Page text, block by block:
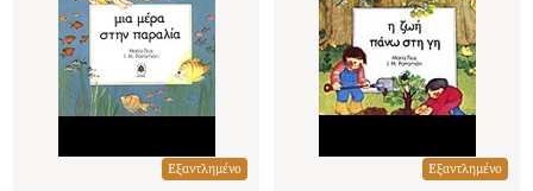
Εξαντλημένο Εξαντλημένο